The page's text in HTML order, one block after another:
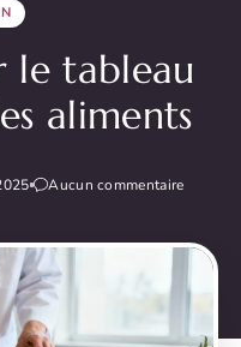
le tableau
aliments
Aucun commentaire